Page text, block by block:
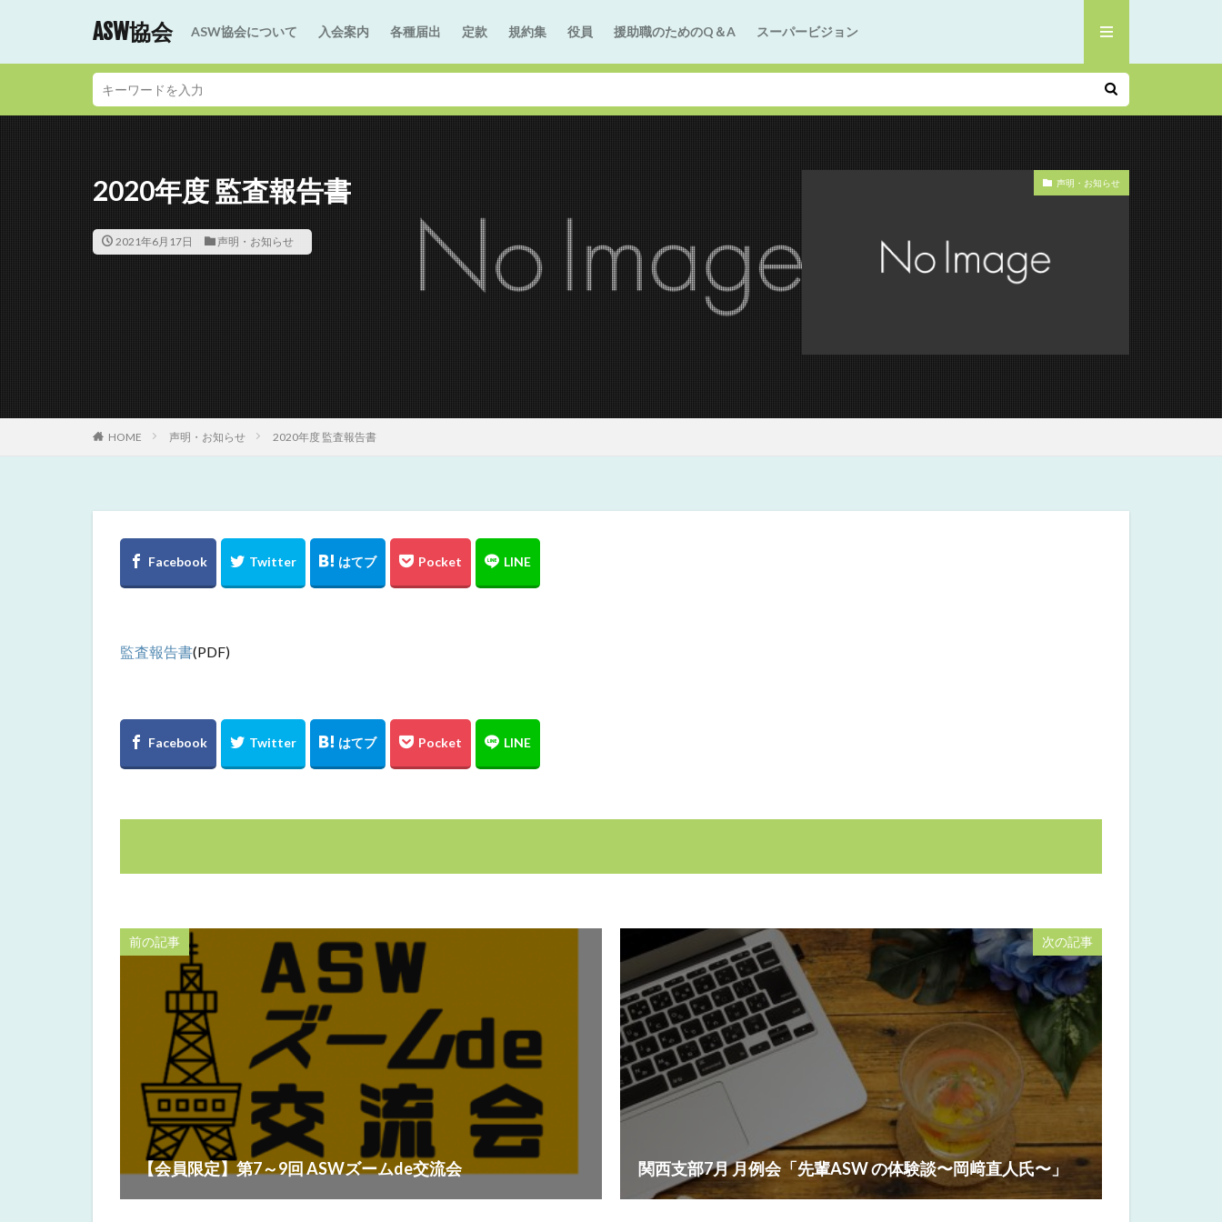
ASW協会 ASW協会について 入会案内 各種届出 定款 規約集 役員 援助職のためのQ＆A スーパービジョン
2020年度 監査報告書
2021年6月17日 声明・お知らせ
声明・お知らせ
HOME 声明・お知らせ 2020年度 監査報告書
監査報告書(PDF)
前の記事
【会員限定】第7～9回 ASWズームde交流会
次の記事
関西支部7月 月例会「先輩ASW の体験談〜岡﨑直⼈⽒〜」